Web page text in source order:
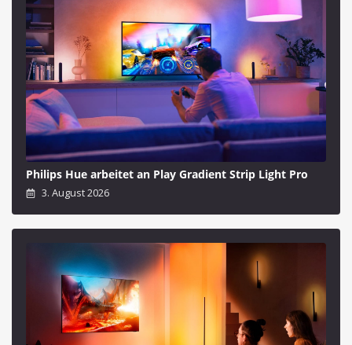
Philips Hue arbeitet an Play Gradient Strip Light Pro
3. August 2026